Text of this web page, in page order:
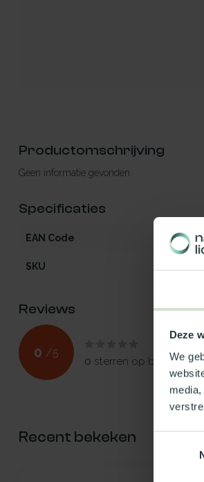
Deze
We
Productomschrijving
Geen informatie gevonden
Specificaties
EAN Code
SKU
Reviews
0 /5
0 sterren op basis van0
Recent bekeken